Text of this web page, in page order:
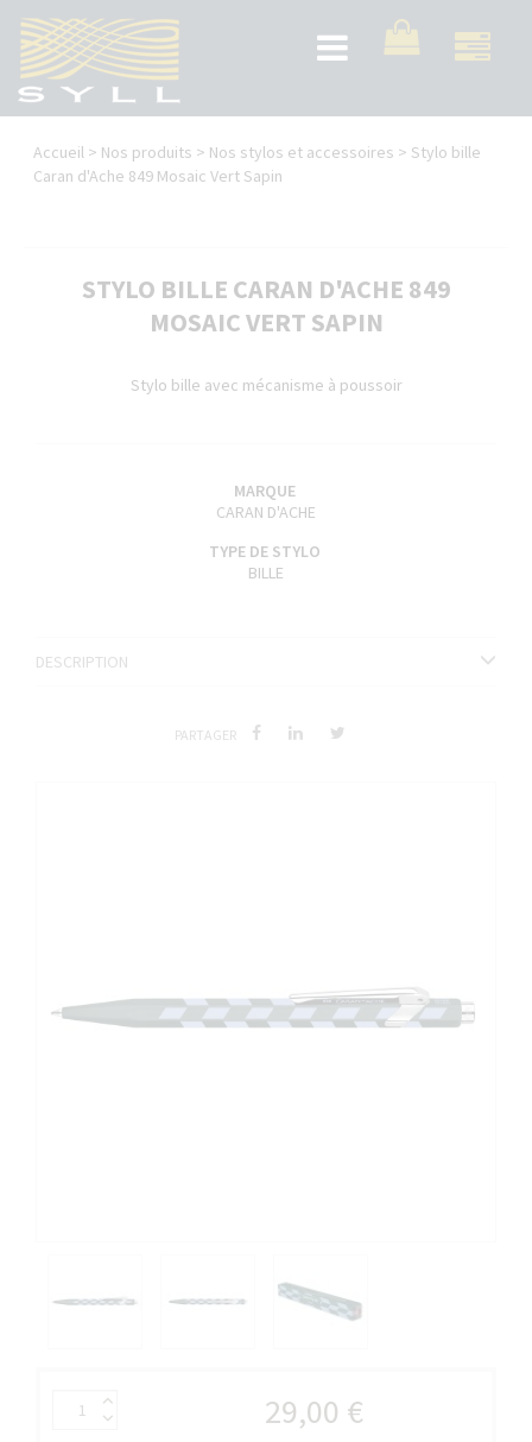
contenu
principal
Toggle
navigation
Vous
êtes
Accueil > Nos produits > Nos stylos et accessoires > Stylo bille
Caran d'Ache 849 Mosaic Vert Sapin
STYLO BILLE CARAN D'ACHE 849
MOSAIC VERT SAPIN
Stylo bille avec mécanisme à poussoir
MARQUE
CARAN D'ACHE
TYPE DE STYLO
BILLE
DESCRIPTION
PARTAGER
29,00 €